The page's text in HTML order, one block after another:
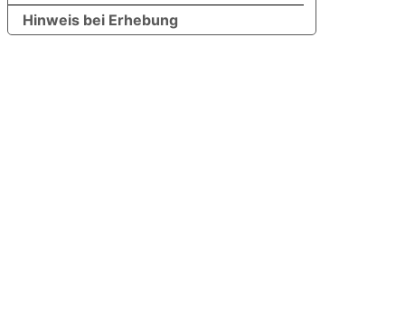
Hinweis bei Erhebung